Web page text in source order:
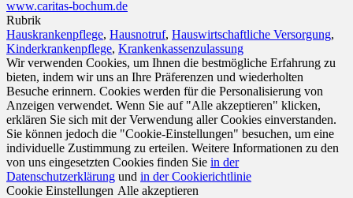
www.caritas-bochum.de
Rubrik
Hauskrankenpflege, Hausnotruf, Hauswirtschaftliche Versorgung,
Kinderkrankenpflege, Krankenkassenzulassung
Wir verwenden Cookies, um Ihnen die bestmögliche Erfahrung zu
bieten, indem wir uns an Ihre Präferenzen und wiederholten
Besuche erinnern. Cookies werden für die Personalisierung von
Anzeigen verwendet. Wenn Sie auf "Alle akzeptieren" klicken,
erklären Sie sich mit der Verwendung aller Cookies einverstanden.
Sie können jedoch die "Cookie-Einstellungen" besuchen, um eine
individuelle Zustimmung zu erteilen. Weitere Informationen zu den
von uns eingesetzten Cookies finden Sie in der
Datenschutzerklärung und in der Cookierichtlinie
Cookie Einstellungen Alle akzeptieren